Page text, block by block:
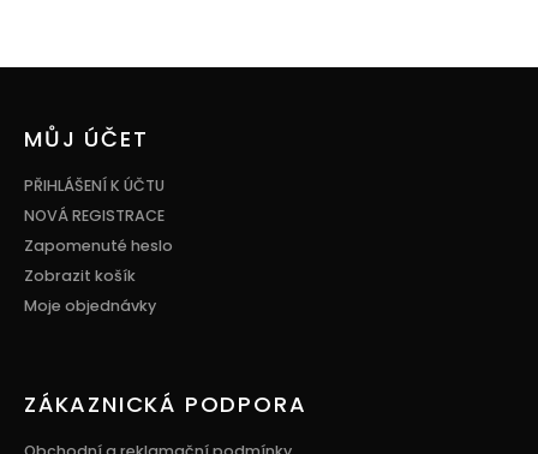
Z
MŮJ ÚČET
PŘIHLÁŠENÍ K ÚČTU
NOVÁ REGISTRACE
Zapomenuté heslo
Zobrazit košík
Moje objednávky
ZÁKAZNICKÁ PODPORA